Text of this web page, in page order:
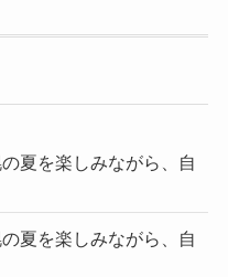
夏を楽しみながら、自
夏を楽しみながら、自